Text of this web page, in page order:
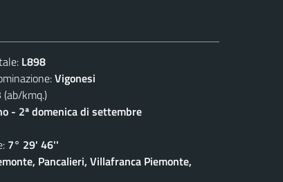
L898
Vigonesi
(ab/kmq.)
- 2ª domenica di settembre
7° 29' 46''
Pancalieri, Villafranca Piemonte,